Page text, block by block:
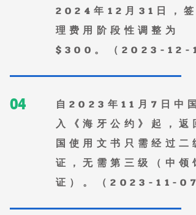
2024年12月31日，签
理费用阶段性调整为
$300。（2023-12-
04
自2023年11月7日中
入《海牙公约》起，返
国使用文书只需经过二
证，无需第三级（中领
证）。（2023-11-07